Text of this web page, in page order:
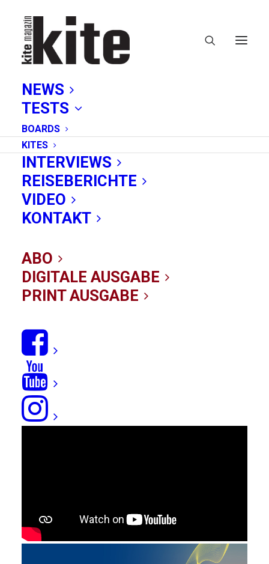
NEWS
TESTS
BOARDS
KITES
INTERVIEWS
REISEBERICHTE
VIDEO
KONTAKT
ABO
DIGITALE AUSGABE
PRINT AUSGABE
Capetown
Confidential